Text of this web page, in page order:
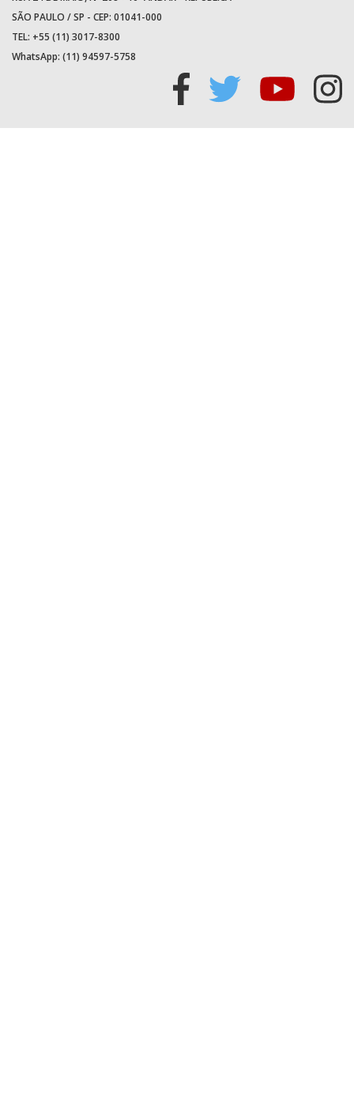
SÃO PAULO / SP - CEP: 01041-000
TEL: +55 (11) 3017-8300
WhatsApp: (11) 94597-5758
Acessar
Acessar